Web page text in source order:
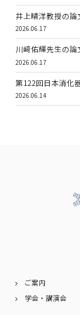
井上晴洋教授の
2026.06.17
川﨑佑輝先生の
2026.06.17
第122回日本消化
2026.06.14
ご案内
学会・講演会